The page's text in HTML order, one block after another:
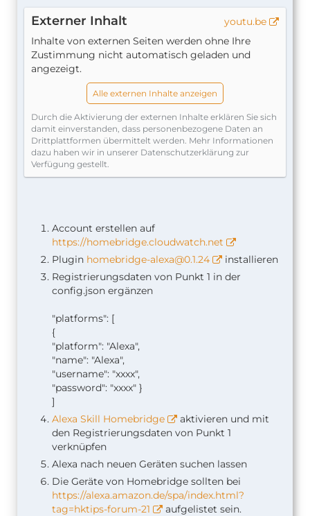
Externer Inhalt
youtu.be
Inhalte von externen Seiten werden ohne Ihre
Zustimmung nicht automatisch geladen und
angezeigt.
Alle externen Inhalte anzeigen
Durch die Aktivierung der externen Inhalte erklären Sie sich
damit einverstanden, dass personenbezogene Daten an
Drittplattformen übermittelt werden. Mehr Informationen
dazu haben wir in unserer Datenschutzerklärung zur
Verfügung gestellt.
Account erstellen auf
https://homebridge.cloudwatch.net
Plugin homebridge-alexa@0.1.24
installieren
Registrierungsdaten von Punkt 1 in der
config.json ergänzen
"platforms": [
{
"platform": "Alexa",
"name": "Alexa",
"username": "xxxx",
"password": "xxxx" }
]
Alexa Skill Homebridge
aktivieren und mit
den Registrierungsdaten von Punkt 1
verknüpfen
Alexa nach neuen Geräten suchen lassen
Die Geräte von Homebridge sollten bei
https://alexa.amazon.de/spa/index.html?
tag=hktips-forum-21
aufgelistet sein.